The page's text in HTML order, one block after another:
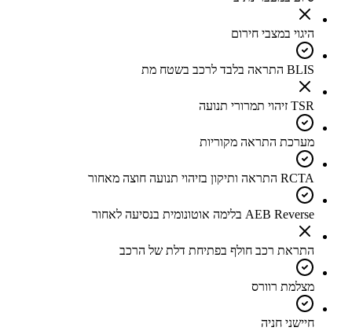
היגוי במצבי חירום
BLIS התראה בלבד לרכב בשטח מת
TSR זיהוי תמרורי תנועה
מערכת התראה מקוריות
RCTA התראה ותיקון בזיהוי תנועה חוצה מאחור
AEB Reverse בלימה אוטונומית בנסיעה לאחור
התראת רכב חולף בפתיחת דלת של הרכב
מצלמת רוורס
חיישני חניה